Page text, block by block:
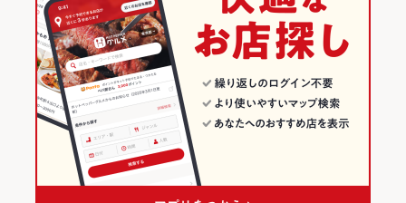
洋・和洋・各国料理・その他
神戸 × ダイニングバー・バル
神戸 × 洋・和洋・各国料理・その他
三宮駅 × ダイニングバー・バル
三宮駅 × 洋・和洋・各国料理・その他
兵庫 × 居酒屋
兵庫 × 洋・和洋・各国料理・その他
兵庫 × ダイニングバー・バル
兵庫 × 洋・和洋・各国料理・その他
神戸の居酒屋ランキング
三宮のグルメランキング
三宮の居酒屋ランキング